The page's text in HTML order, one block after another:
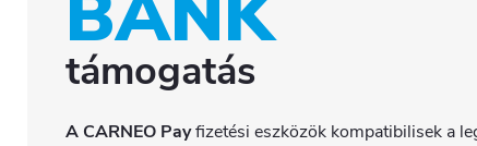
támogatás
A CARNEO Payfizetési eszközök kompatibilisek a